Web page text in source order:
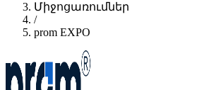
Միջոցառումներ
/
prom EXPO